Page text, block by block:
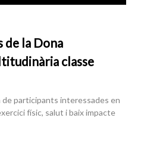
de la Dona
classe
de participants interessades en
físic, salut i baix impacte